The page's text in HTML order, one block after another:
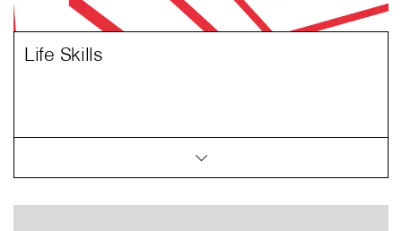
Life Skills